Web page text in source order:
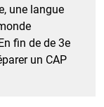
une langue
fin de de 3e
un CAP